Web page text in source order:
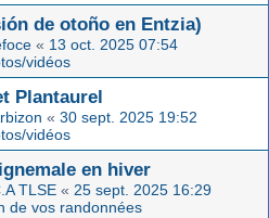
de otoño en Entzia)
« 13 oct. 2025 07:54
vidéos
Plantaurel
« 30 sept. 2025 19:52
vidéos
en hiver
TLSE « 25 sept. 2025 16:29
de vos randonnées